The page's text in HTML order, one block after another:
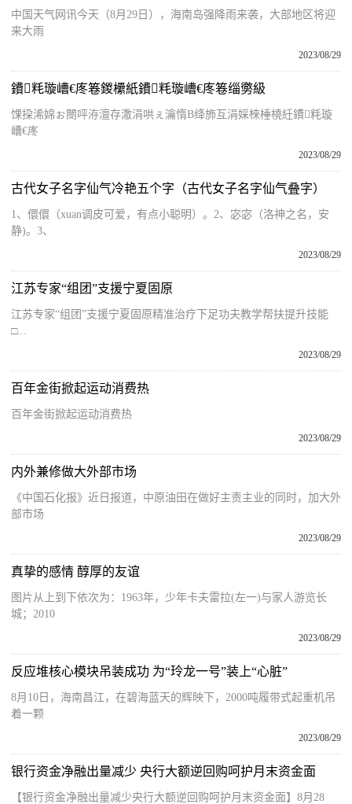
中国天气网讯今天（8月29日），海南岛强降雨来袭，大部地区将迎
来大雨
2023/08/29
鐨粍璇嶆€庝箞鍐欙紙鐨粍璇嶆€庝箞缁勶級
馃挅浠婂ぉ閿呯洊澶存潵涓哄ぇ瀹惰В绛斾互涓婇棶棰橈紝鐨粍璇
嶆€庝
2023/08/29
古代女子名字仙气冷艳五个字（古代女子名字仙气叠字）
1、儇儇（xuan调皮可爱，有点小聪明）。2、宓宓（洛神之名，安
静)。3、
2023/08/29
江苏专家“组团”支援宁夏固原
江苏专家“组团”支援宁夏固原精准治疗下足功夫教学帮扶提升技能
□...
2023/08/29
百年金街掀起运动消费热
百年金街掀起运动消费热
2023/08/29
内外兼修做大外部市场
《中国石化报》近日报道，中原油田在做好主责主业的同时，加大外
部市场
2023/08/29
真挚的感情 醇厚的友谊
图片从上到下依次为：1963年，少年卡夫雷拉(左一)与家人游览长
城；2010
2023/08/29
反应堆核心模块吊装成功 为“玲龙一号”装上“心脏”
8月10日，海南昌江，在碧海蓝天的辉映下，2000吨履带式起重机吊
着一颗
2023/08/29
银行资金净融出量减少 央行大额逆回购呵护月末资金面
【银行资金净融出量减少央行大额逆回购呵护月末资金面】8月28